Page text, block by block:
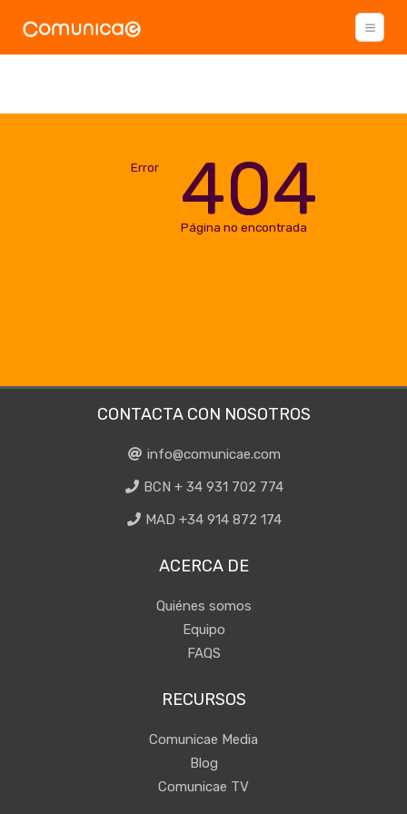
Error 404
Página no encontrada
CONTACTA CON NOSOTROS
info@comunicae.com
BCN + 34 931 702 774
MAD +34 914 872 174
ACERCA DE
Quiénes somos
Equipo
FAQS
RECURSOS
Comunicae Media
Blog
Comunicae TV